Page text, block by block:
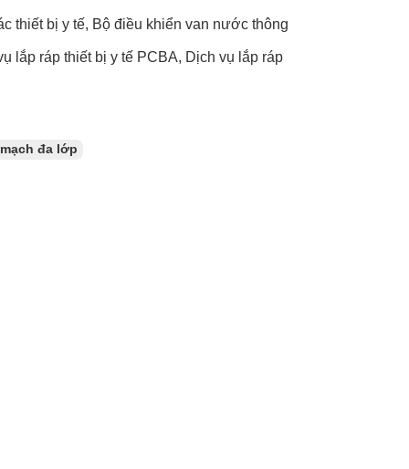
thiết bị y tế, Bộ điều khiển van nước thông
lắp ráp thiết bị y tế PCBA, Dịch vụ lắp ráp
đa lớp